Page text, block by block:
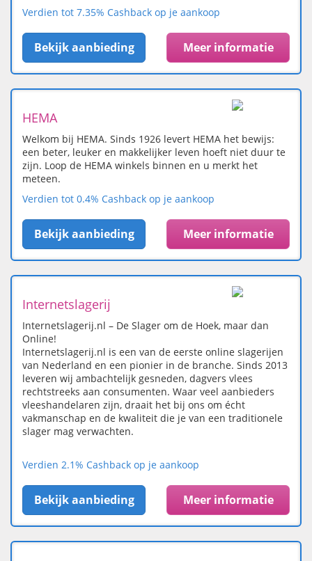
Verdien tot 7.35% Cashback op je aankoop
Bekijk aanbieding Meer informatie
HEMA
Welkom bij HEMA. Sinds 1926 levert HEMA het bewijs:
een beter, leuker en makkelijker leven hoeft niet duur te
zijn. Loop de HEMA winkels binnen en u merkt het
meteen.
Verdien tot 0.4% Cashback op je aankoop
Bekijk aanbieding Meer informatie
Internetslagerij
Internetslagerij.nl – De Slager om de Hoek, maar dan
Online!
Internetslagerij.nl is een van de eerste online slagerijen
van Nederland en een pionier in de branche. Sinds 2013
leveren wij ambachtelijk gesneden, dagvers vlees
rechtstreeks aan consumenten. Waar veel aanbieders
vleeshandelaren zijn, draait het bij ons om écht
vakmanschap en de kwaliteit die je van een traditionele
slager mag verwachten.
Verdien 2.1% Cashback op je aankoop
Bekijk aanbieding Meer informatie